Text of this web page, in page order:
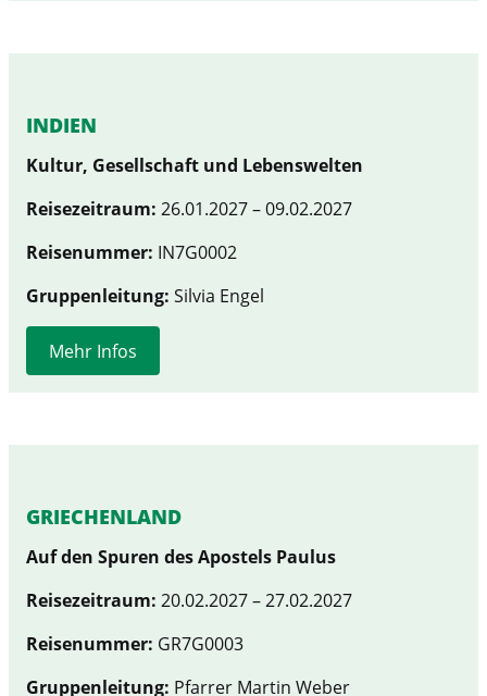
INDIEN
Kultur, Gesellschaft und Lebenswelten
Reisezeitraum: 26.01.2027 – 09.02.2027
Reisenummer: IN7G0002
Gruppenleitung: Silvia Engel
Mehr Infos
GRIECHENLAND
Auf den Spuren des Apostels Paulus
Reisezeitraum: 20.02.2027 – 27.02.2027
Reisenummer: GR7G0003
Gruppenleitung: Pfarrer Martin Weber